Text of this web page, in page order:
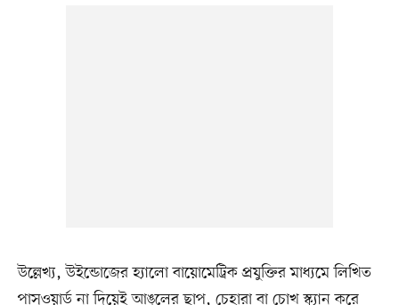
উল্লেখ্য, উইন্ডোজের হ্যালো বায়োমেট্রিক প্রযুক্তির মাধ্যমে লিখিত
পাসওয়ার্ড না দিয়েই আঙুলের ছাপ, চেহারা বা চোখ স্ক্যান করে